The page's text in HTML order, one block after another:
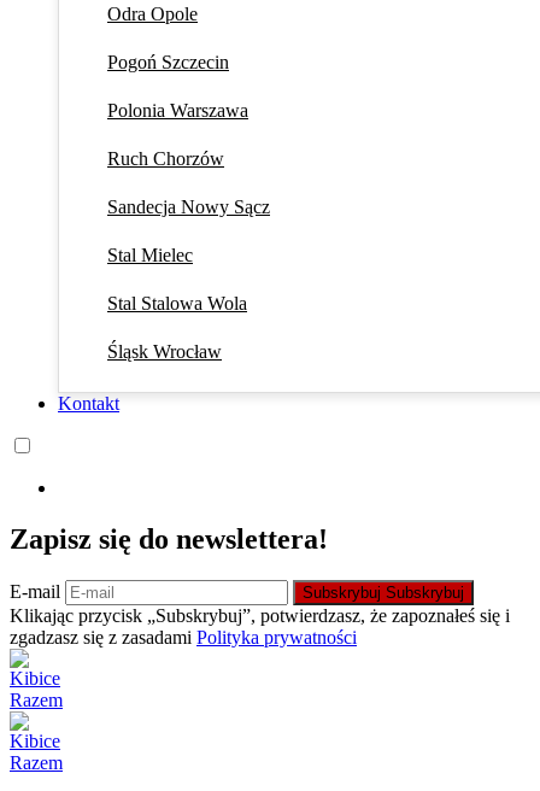
Odra Opole
Pogoń Szczecin
Polonia Warszawa
Ruch Chorzów
Sandecja Nowy Sącz
Stal Mielec
Stal Stalowa Wola
Śląsk Wrocław
Kontakt
Zapisz się do newslettera!
E-mail Subskrybuj Subskrybuj
Klikając przycisk „Subskrybuj”, potwierdzasz, że zapoznałeś się i
zgadzasz się z zasadami Polityka prywatności